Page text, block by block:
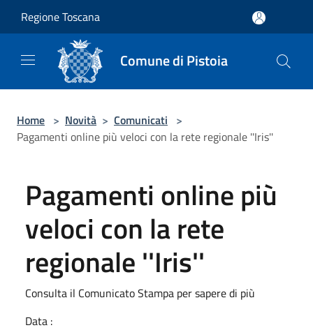
Regione Toscana
Comune di Pistoia
Home > Novità > Comunicati >
Pagamenti online più veloci con la rete regionale ''Iris''
Pagamenti online più
veloci con la rete
regionale ''Iris''
Consulta il Comunicato Stampa per sapere di più
Data :